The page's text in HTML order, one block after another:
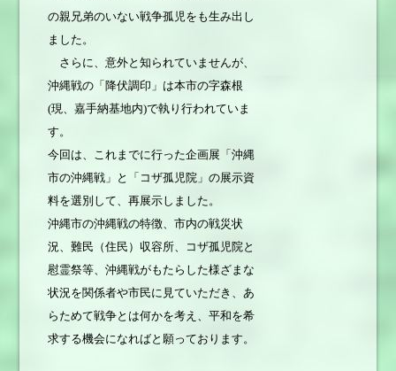
の親兄弟のいない戦争孤児をも生み出し
ました。
さらに、意外と知られていませんが、
沖縄戦の「降伏調印」は本市の字森根
(現、嘉手納基地内)で執り行われていま
す。
今回は、これまでに行った企画展「沖縄
市の沖縄戦」と「コザ孤児院」の展示資
料を選別して、再展示しました。
沖縄市の沖縄戦の特徴、市内の戦災状
況、難民（住民）収容所、コザ孤児院と
慰霊祭等、沖縄戦がもたらした様ざまな
状況を関係者や市民に見ていただき、あ
らためて戦争とは何かを考え、平和を希
求する機会になればと願っております。